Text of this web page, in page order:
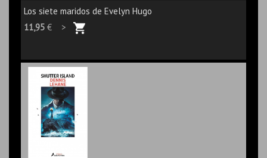
Los siete maridos de Evelyn Hugo
11,95 € >